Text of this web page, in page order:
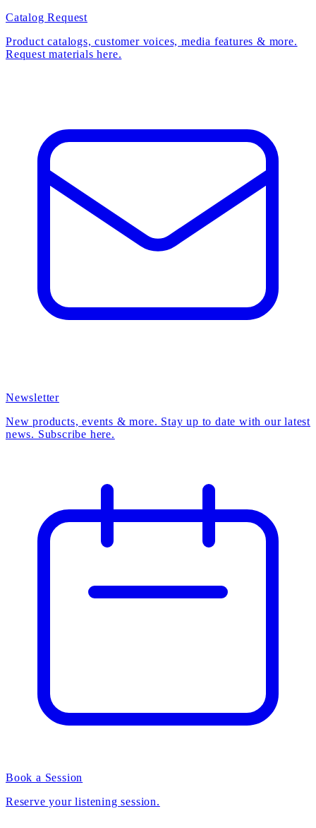
Catalog Request
Product catalogs, customer voices, media features & more.
Request materials here.
Newsletter
New products, events & more. Stay up to date with our latest
news. Subscribe here.
Book a Session
Reserve your listening session.